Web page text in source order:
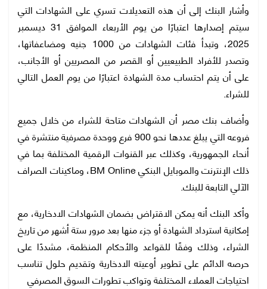
وأشار البنك إلى أن هذه التعديلات تسري على الشهادات التي
سيتم إصدارها اعتبارًا من يوم الأربعاء الموافق 31 ديسمبر
2025، وتبدأ فئات الشهادات من 1000 جنيه ومضاعفاتها،
وتصدر للأفراد الطبيعيين أو القصر من المصريين أو الأجانب،
على أن يتم احتساب مدة الشهادة اعتبارًا من يوم العمل التالي
للشراء.
وأضاف بنك مصر أن الشهادات متاحة للشراء من خلال جميع
فروعه التي يبلغ عددها نحو 900 فرع ووحدة مصرفية منتشرة في
أنحاء الجمهورية، وكذلك عبر القنوات الرقمية المختلفة بما في
ذلك الإنترنت والموبايل البنكي BM Online، وماكينات الصراف
الآلي التابعة للبنك.
وأكد البنك أنه يمكن الاقتراض بضمان الشهادات الادخارية، مع
إمكانية استرداد الشهادة أو جزء منها بعد مرور ستة أشهر من تاريخ
الشراء، وذلك وفقًا للقواعد والأحكام المنظمة، مشددًا على
حرصه الدائم على تطوير أوعيته الادخارية وتقديم حلول تناسب
احتياجات العملاء المختلفة وتواكب تطورات السوق المصرفي